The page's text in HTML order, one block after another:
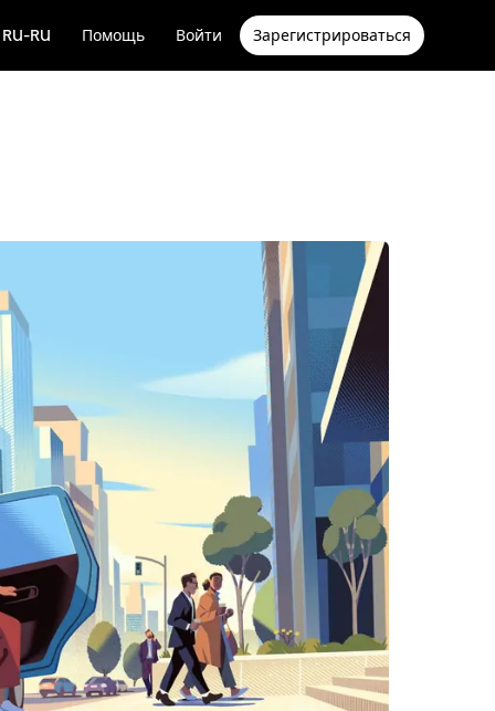
RU-RU Помощь Войти Зарегистрироваться